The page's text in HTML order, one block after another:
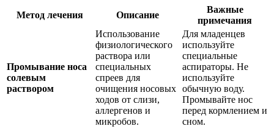
Метод лечения Описание
Важные
примечания
Промывание носа
солевым
раствором
Использование
физиологического
раствора или
специальных
спреев для
очищения носовых
ходов от слизи,
аллергенов и
микробов.
Для младенцев
используйте
специальные
аспираторы. Не
используйте
обычную воду.
Промывайте нос
перед кормлением и
сном.